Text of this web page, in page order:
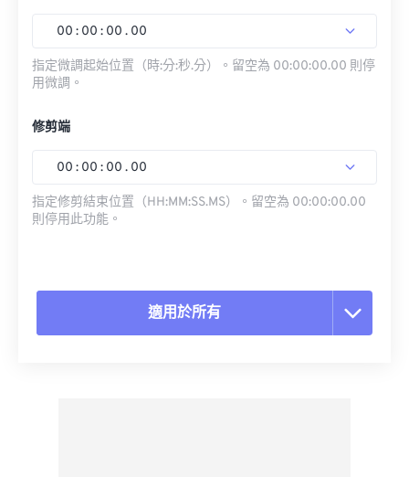
00 : 00 : 00 . 00
指定微調起始位置（時:分:秒.分）。留空為 00:00:00.00 則停
用微調。
修剪端
00 : 00 : 00 . 00
指定修剪結束位置（HH:MM:SS.MS）。留空為 00:00:00.00
則停用此功能。
適用於所有